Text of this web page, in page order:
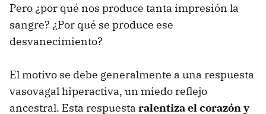
Pero ¿por qué nos produce tanta impresión la
sangre? ¿Por qué se produce ese
desvanecimiento?
El motivo se debe generalmente a una respuesta
vasovagal hiperactiva, un miedo reflejo
ancestral. Esta respuesta ralentiza el corazón y